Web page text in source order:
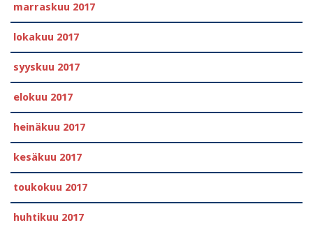
marraskuu 2017
lokakuu 2017
syyskuu 2017
elokuu 2017
heinäkuu 2017
kesäkuu 2017
toukokuu 2017
huhtikuu 2017